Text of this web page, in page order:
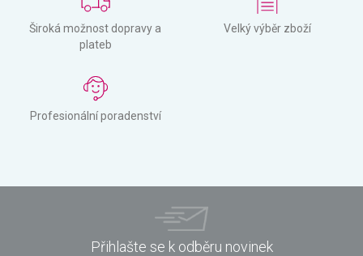
Široká možnost dopravy a
plateb
Velký výběr zboží
Profesionální poradenství
Přihlašte se k odběru novinek